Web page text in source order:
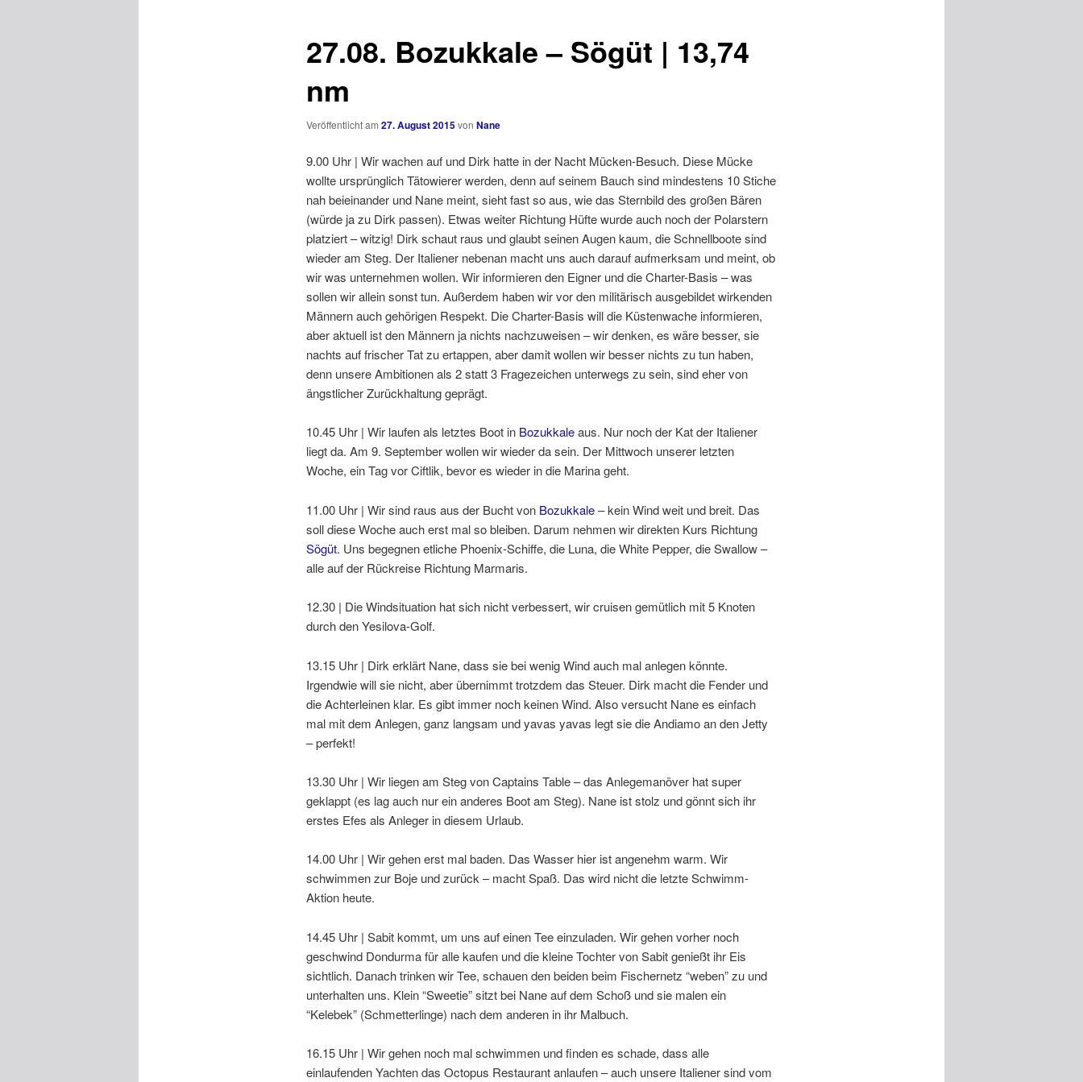
27.08. Bozukkale – Sögüt | 13,74
nm
Veröffentlicht am 27. August 2015von Nane
9.00 Uhr | Wir wachen auf und Dirk hatte in der Nacht Mücken-Besuch. Diese Mücke
wollte ursprünglich Tätowierer werden, denn auf seinem Bauch sind mindestens 10 Stiche
nah beieinander und Nane meint, sieht fast so aus, wie das Sternbild des großen Bären
(würde ja zu Dirk passen). Etwas weiter Richtung Hüfte wurde auch noch der Polarstern
platziert – witzig! Dirk schaut raus und glaubt seinen Augen kaum, die Schnellboote sind
wieder am Steg. Der Italiener nebenan macht uns auch darauf aufmerksam und meint, ob
wir was unternehmen wollen. Wir informieren den Eigner und die Charter-Basis – was
sollen wir allein sonst tun. Außerdem haben wir vor den militärisch ausgebildet wirkenden
Männern auch gehörigen Respekt. Die Charter-Basis will die Küstenwache informieren,
aber aktuell ist den Männern ja nichts nachzuweisen – wir denken, es wäre besser, sie
nachts auf frischer Tat zu ertappen, aber damit wollen wir besser nichts zu tun haben,
denn unsere Ambitionen als 2 statt 3 Fragezeichen unterwegs zu sein, sind eher von
ängstlicher Zurückhaltung geprägt.
10.45 Uhr | Wir laufen als letztes Boot in Bozukkaleaus. Nur noch der Kat der Italiener
liegt da. Am 9. September wollen wir wieder da sein. Der Mittwoch unserer letzten
Woche, ein Tag vor Ciftlik, bevor es wieder in die Marina geht.
11.00 Uhr | Wir sind raus aus der Bucht von Bozukkale– kein Wind weit und breit. Das
soll diese Woche auch erst mal so bleiben. Darum nehmen wir direkten Kurs Richtung
Sögüt. Uns begegnen etliche Phoenix-Schiffe, die Luna, die White Pepper, die Swallow –
alle auf der Rückreise Richtung Marmaris.
12.30 | Die Windsituation hat sich nicht verbessert, wir cruisen gemütlich mit 5 Knoten
durch den Yesilova-Golf.
13.15 Uhr | Dirk erklärt Nane, dass sie bei wenig Wind auch mal anlegen könnte.
Irgendwie will sie nicht, aber übernimmt trotzdem das Steuer. Dirk macht die Fender und
die Achterleinen klar. Es gibt immer noch keinen Wind. Also versucht Nane es einfach
mal mit dem Anlegen, ganz langsam und yavas yavas legt sie die Andiamo an den Jetty
– perfekt!
13.30 Uhr | Wir liegen am Steg von Captains Table – das Anlegemanöver hat super
geklappt (es lag auch nur ein anderes Boot am Steg). Nane ist stolz und gönnt sich ihr
erstes Efes als Anleger in diesem Urlaub.
14.00 Uhr | Wir gehen erst mal baden. Das Wasser hier ist angenehm warm. Wir
schwimmen zur Boje und zurück – macht Spaß. Das wird nicht die letzte Schwimm-
Aktion heute.
14.45 Uhr | Sabit kommt, um uns auf einen Tee einzuladen. Wir gehen vorher noch
geschwind Dondurma für alle kaufen und die kleine Tochter von Sabit genießt ihr Eis
sichtlich. Danach trinken wir Tee, schauen den beiden beim Fischernetz “weben” zu und
unterhalten uns. Klein “Sweetie” sitzt bei Nane auf dem Schoß und sie malen ein
“Kelebek” (Schmetterlinge) nach dem anderen in ihr Malbuch.
16.15 Uhr | Wir gehen noch mal schwimmen und finden es schade, dass alle
einlaufenden Yachten das Octopus Restaurant anlaufen – auch unsere Italiener sind vom